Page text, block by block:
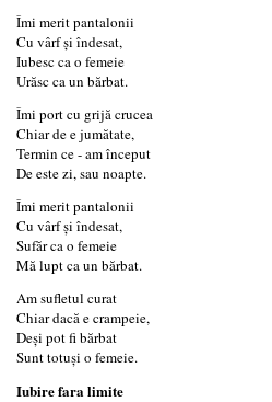
Îmi merit pantalonii
Cu vârf și îndesat,
Iubesc ca o femeie
Urăsc ca un bărbat.
Îmi port cu grijă crucea
Chiar de e jumătate,
Termin ce - am început
De este zi, sau noapte.
Îmi merit pantalonii
Cu vârf și îndesat,
Sufăr ca o femeie
Mă lupt ca un bărbat.
Am sufletul curat
Chiar dacă e crampeie,
Deși pot fi bărbat
Sunt totuși o femeie.
Iubire fara limite